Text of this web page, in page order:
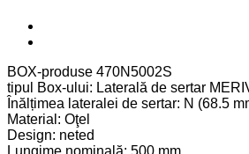
BOX-produse 470N5002S
tipul Box-ului: Laterală de sertar
Înălțimea lateralei de sertar: N (68.5
Material: Oţel
Design: neted
Lungime nominală: 500 mm